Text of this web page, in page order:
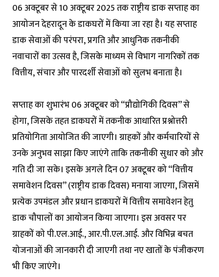
06 अक्टूबर से 10 अक्टूबर 2025 तक राष्ट्रीय डाक सप्ताह का
आयोजन देहरादून के डाकघरों में किया जा रहा है। यह सप्ताह
डाक सेवाओं की परंपरा, प्रगति और आधुनिक तकनीकी
नवाचारों का उत्सव है, जिसके माध्यम से विभाग नागरिकों तक
वित्तीय, संचार और पारदर्शी सेवाओं को सुलभ बनाता है।
सप्ताह का शुभारंभ 06 अक्टूबर को “प्रौद्योगिकी दिवस” से
होगा, जिसके तहत डाकघरों में तकनीक आधारित प्रश्नोत्तरी
प्रतियोगिता आयोजित की जाएगी। ग्राहकों और कर्मचारियों से
उनके अनुभव साझा किए जाएंगे ताकि तकनीकी सुधार को और
गति दी जा सके। इसके अगले दिन 07 अक्टूबर को “वित्तीय
समावेशन दिवस” (राष्ट्रीय डाक दिवस) मनाया जाएगा, जिसमें
प्रत्येक उपमंडल और प्रधान डाकघरों में वित्तीय समावेशन हेतु
डाक चौपालों का आयोजन किया जाएगा। इस अवसर पर
ग्राहकों को पी.एल.आई., आर.पी.एल.आई. और विभिन्न बचत
योजनाओं की जानकारी दी जाएगी तथा नए खातों के पंजीकरण
भी किए जाएंगे।